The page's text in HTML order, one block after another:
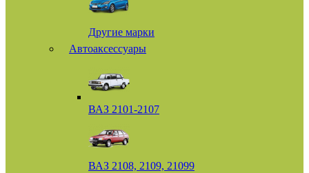
Другие марки
Автоаксессуары
ВАЗ 2101-2107
ВАЗ 2108, 2109, 21099